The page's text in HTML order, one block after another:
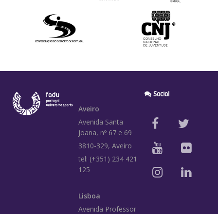
Aveiro
Avenida Santa
Joana, nº 67 e 69
3810-329, Aveiro
tel: (+351) 234 421
125
Lisboa
Avenida Professor
Social